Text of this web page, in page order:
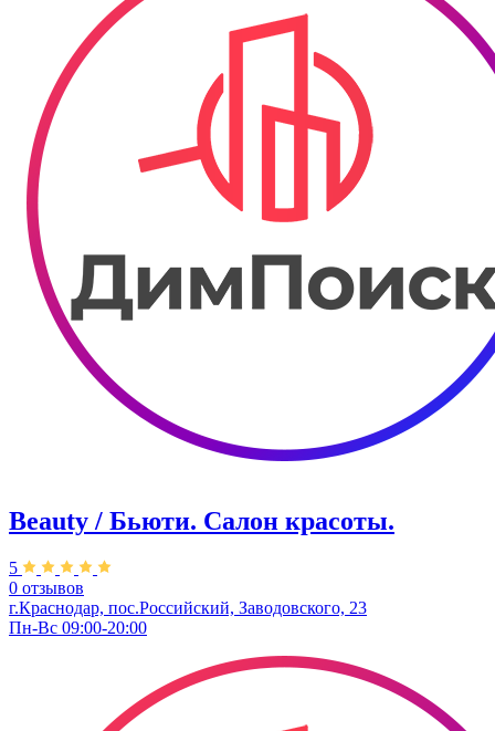
Beauty / Бьюти. Салон красоты.
5
0 отзывов
г.Краснодар, пос.Российский, Заводовского, 23
Пн-Вс 09:00-20:00